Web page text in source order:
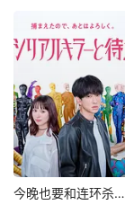
今晚也要和连环杀手约会